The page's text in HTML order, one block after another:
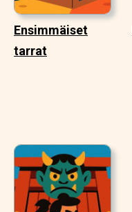
Ensimmäiset
tarrat